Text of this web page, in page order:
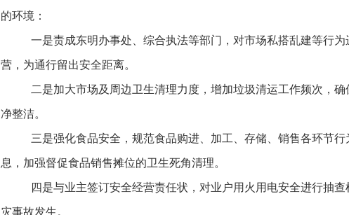
的环境：
一是责成东明办事处、综合执法等部门，对市场私搭乱建等行
营，为通行留出安全距离。
二是加大市场及周边卫生清理力度，增加垃圾清运工作频次，
净整洁。
三是强化食品安全，规范食品购进、加工、存储、销售各环节
息，加强督促食品销售摊位的卫生死角清理。
四是与业主签订安全经营责任状，对业户用火用电安全进行抽
灾事故发生。